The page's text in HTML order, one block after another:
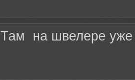
Там на швелере уже